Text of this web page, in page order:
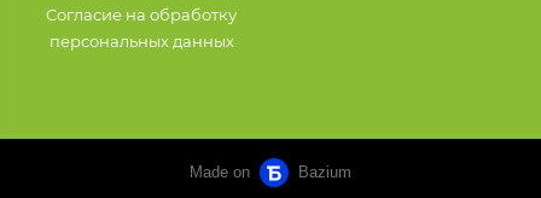
Согласие на обработку
персональных данных
Made on Bazium